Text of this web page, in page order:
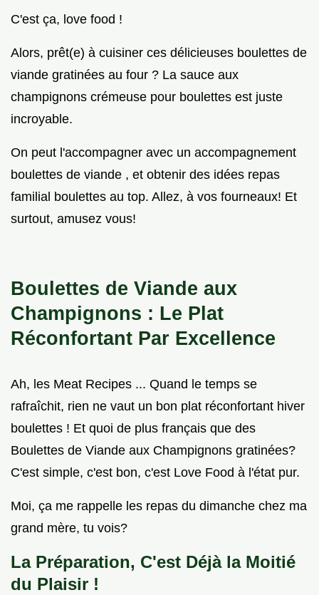
C'est ça, love food !
Alors, prêt(e) à cuisiner ces délicieuses boulettes de
viande gratinées au four ? La sauce aux
champignons crémeuse pour boulettes est juste
incroyable.
On peut l'accompagner avec un accompagnement
boulettes de viande , et obtenir des idées repas
familial boulettes au top. Allez, à vos fourneaux! Et
surtout, amusez vous!
Boulettes de Viande aux
Champignons : Le Plat
Réconfortant Par Excellence
Ah, les Meat Recipes ... Quand le temps se
rafraîchit, rien ne vaut un bon plat réconfortant hiver
boulettes ! Et quoi de plus français que des
Boulettes de Viande aux Champignons gratinées?
C'est simple, c'est bon, c'est Love Food à l'état pur.
Moi, ça me rappelle les repas du dimanche chez ma
grand mère, tu vois?
La Préparation, C'est Déjà la Moitié
du Plaisir !